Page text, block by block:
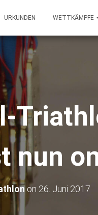
URKUNDEN WETTKÄMPFE
nun
on 26. Juni 2017